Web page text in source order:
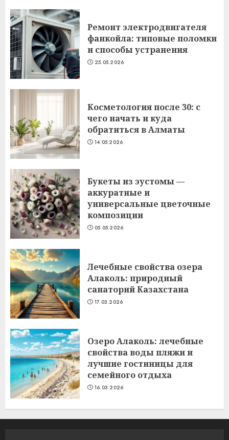
Ремонт электродвигателя
фанкойла: типовые поломки
и способы устранения
25.05.2026
Косметология после 30: с
чего начать и куда
обратиться в Алматы
14.05.2026
Букеты из эустомы —
аккуратные и
универсальные цветочные
композиции
05.05.2026
Лечебные свойства озера
Алаколь: природный
санаторий Казахстана
17.03.2026
Озеро Алаколь: лечебные
свойства воды пляжи и
лучшие гостиницы для
семейного отдыха
16.03.2026